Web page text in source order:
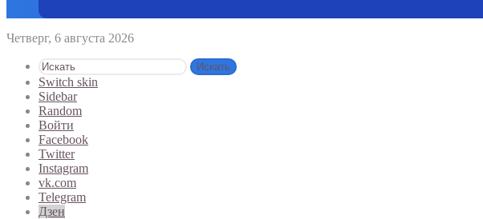
Четверг, 6 августа 2026
Искать
Switch skin
Sidebar
Random
Войти
Facebook
Twitter
Instagram
vk.com
Telegram
Дзен